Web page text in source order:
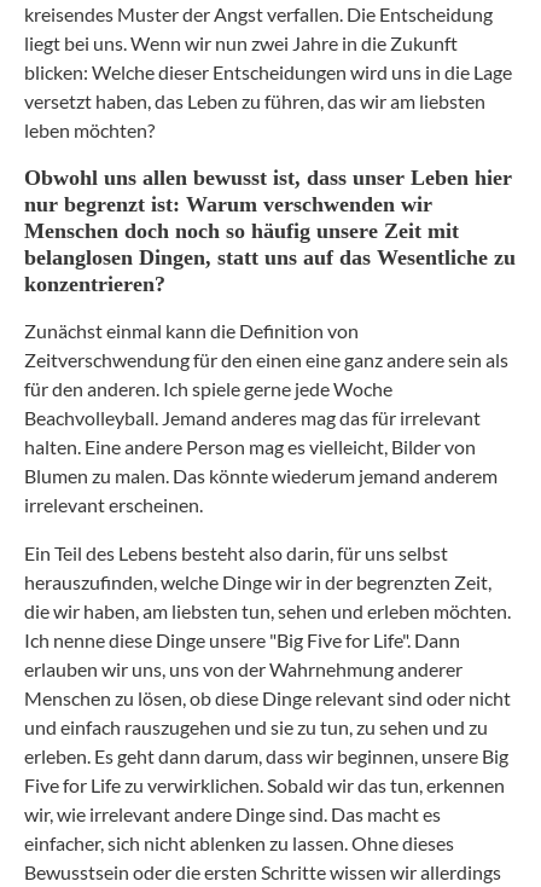
kreisendes Muster der Angst verfallen. Die Entscheidung
liegt bei uns. Wenn wir nun zwei Jahre in die Zukunft
blicken: Welche dieser Entscheidungen wird uns in die Lage
versetzt haben, das Leben zu führen, das wir am liebsten
leben möchten?
Obwohl uns allen bewusst ist, dass unser Leben hier
nur begrenzt ist: Warum verschwenden wir
Menschen doch noch so häufig unsere Zeit mit
belanglosen Dingen, statt uns auf das Wesentliche zu
konzentrieren?
Zunächst einmal kann die Definition von
Zeitverschwendung für den einen eine ganz andere sein als
für den anderen. Ich spiele gerne jede Woche
Beachvolleyball. Jemand anderes mag das für irrelevant
halten. Eine andere Person mag es vielleicht, Bilder von
Blumen zu malen. Das könnte wiederum jemand anderem
irrelevant erscheinen.
Ein Teil des Lebens besteht also darin, für uns selbst
herauszufinden, welche Dinge wir in der begrenzten Zeit,
die wir haben, am liebsten tun, sehen und erleben möchten.
Ich nenne diese Dinge unsere "Big Five for Life". Dann
erlauben wir uns, uns von der Wahrnehmung anderer
Menschen zu lösen, ob diese Dinge relevant sind oder nicht
und einfach rauszugehen und sie zu tun, zu sehen und zu
erleben. Es geht dann darum, dass wir beginnen, unsere Big
Five for Life zu verwirklichen. Sobald wir das tun, erkennen
wir, wie irrelevant andere Dinge sind. Das macht es
einfacher, sich nicht ablenken zu lassen. Ohne dieses
Bewusstsein oder die ersten Schritte wissen wir allerdings